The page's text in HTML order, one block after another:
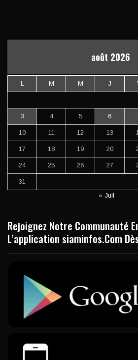
août 2026
L M M J
3 4 5 6
10 11 12 13
17 18 19 20
24 25 26 27
31
« Juil
Rejoignez Notre Communauté
L’application siaminfos.Com